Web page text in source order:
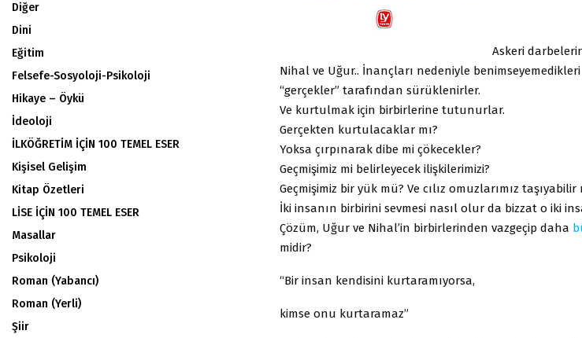
Askeri
Nihal ve Uğur.. İnançları nedeniyle benimseyemedikleri
“gerçekler” tarafından sürüklenirler.
Ve kurtulmak için birbirlerine tutunurlar.
Gerçekten kurtulacaklar mı?
Yoksa çırpınarak dibe mi çökecekler?
Geçmişimiz mi belirleyecek ilişkilerimizi?
Geçmişimiz bir yük mü? Ve cılız omuzlarımız
İki insanın birbirini sevmesi nasıl olur da bizzat o iki
Çözüm, Uğur ve Nihal’in birbirlerinden vazgeçip daha
midir?
“Bir insan kendisini kurtaramıyorsa,
kimse onu kurtaramaz”
Diğer
Dini
Eğitim
Felsefe-Sosyoloji-Psikoloji
Hikaye – Öykü
İdeoloji
İLKÖĞRETİM İÇİN 100 TEMEL ESER
Kişisel Gelişim
Kitap Özetleri
LİSE İÇİN 100 TEMEL ESER
Masallar
Psikoloji
Roman (Yabancı)
Roman (Yerli)
Şiir